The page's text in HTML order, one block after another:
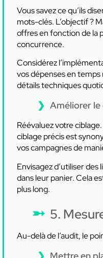
Vous savez ce qu’ils
mots-clés. L’objectif ?
offres en fonction de la
concurrence.
Considérez
vos dépenses en
détails techniques
Améliorer
Réévaluez votre
ciblage précis est
vos campagnes de
Envisagez d’utiliser
dans leur panier. Cela
plus long.
5.
Au-delà de l’audit, le